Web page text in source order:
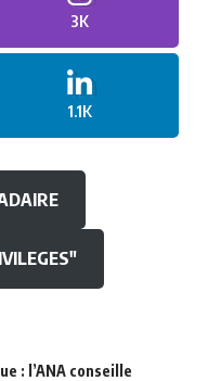
3K
1.1K
: l’ANA conseille